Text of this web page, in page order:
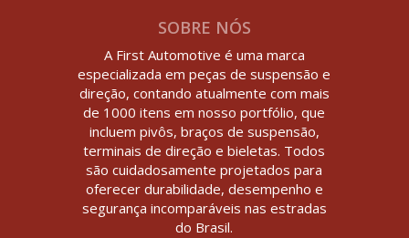
SOBRE NÓS
A First Automotive é uma marca
especializada em peças de suspensão e
direção, contando atualmente com mais
de 1000 itens em nosso portfólio, que
incluem pivôs, braços de suspensão,
terminais de direção e bieletas. Todos
são cuidadosamente projetados para
oferecer durabilidade, desempenho e
segurança incomparáveis nas estradas
do Brasil.